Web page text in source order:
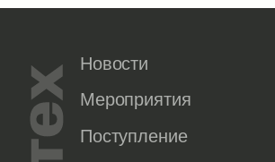
Новости
Мероприятия
Поступление